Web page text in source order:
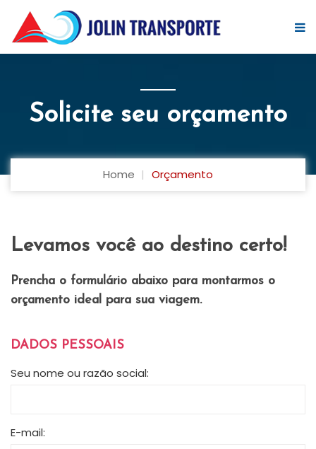
Solicite seu orçamento
Home Orçamento
Levamos você ao destino certo!
Prencha o formulário abaixo para montarmos o
orçamento ideal para sua viagem.
DADOS PESSOAIS
Seu nome ou razão social:
E-mail: